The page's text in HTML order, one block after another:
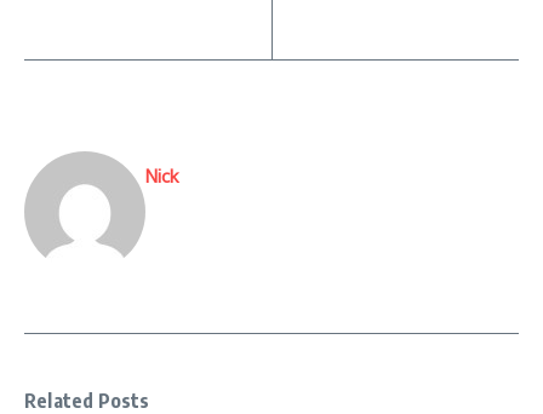
Nick
Related Posts